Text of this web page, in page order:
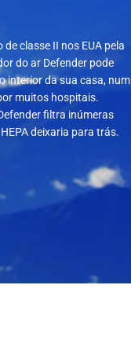
classe II nos EUA pela
do ar Defender pode
interior da sua casa, num
muitos hospitais.
filtra inúmeras
deixaria para trás.